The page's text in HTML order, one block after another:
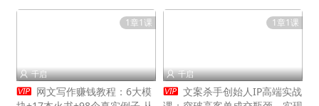
1章1课
 千启
 网文写作赚钱教程：6大模
1章1课
 千启
 文案杀手创始人IP高端实战